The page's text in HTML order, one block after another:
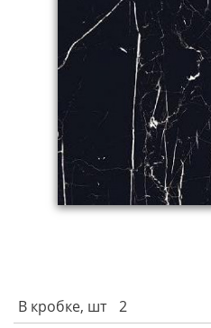
В кробке, шт
2